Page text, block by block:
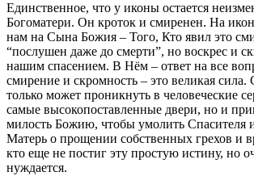
Единственное, что у иконы остается
Богоматери. Он кроток и смиренен. На
нам на Сына Божия – Того, Кто явил это
“послушен даже до смерти”, но воскрес и
нашим спасением. В Нём – ответ на все
смирение и скромность – это великая сила.
только может проникнуть в человеческие
самые высокопоставленные двери, но и
милость Божию, чтобы умолить Спасителя
Матерь о прощении собственных грехов и
кто еще не постиг эту простую истину, но
нуждается.